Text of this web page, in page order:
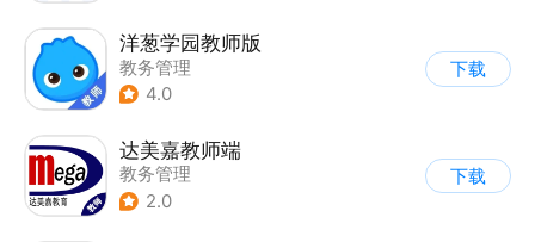
洋葱学园教师版
教务管理
4.0
下载
达美嘉教师端
教务管理
2.0
下载